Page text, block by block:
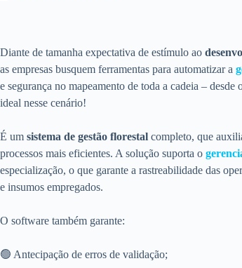
Diante de tamanha expectativa de estímulo ao
as empresas busquem ferramentas para automatizar a
e segurança no mapeamento de toda a cadeia –
ideal nesse cenário!
É um sistema de gestão florestal completo, que
processos mais eficientes. A solução suporta o
especialização, o que garante a rastreabilidade das
e insumos empregados.
O software também garante:
🟢 Antecipação de erros de validação;